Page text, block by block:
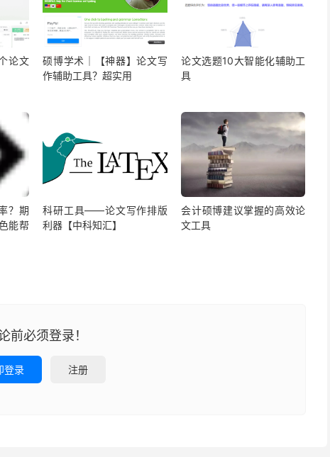
论文
硕博学术｜【神器】论文写
作辅助工具？超实用
论文选题10大智能化辅助工
具
？期
能帮
科研工具——论文写作排版
利器【中科知汇】
会计硕博建议掌握的高效论
文工具
前必须登录！
登录 注册